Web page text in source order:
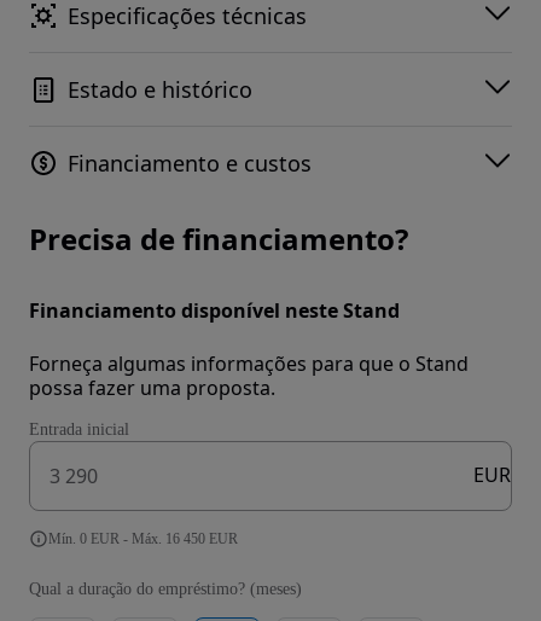
Especificações técnicas
Estado e histórico
Financiamento e custos
Precisa de financiamento?
Financiamento disponível neste Stand
Forneça algumas informações para que o Stand
possa fazer uma proposta.
Entrada inicial
EUR
Mín. 0 EUR - Máx. 16 450 EUR
Qual a duração do empréstimo? (meses)